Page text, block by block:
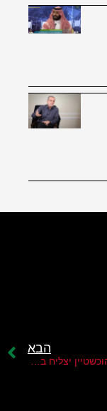
הבא
האם עמוס הוכשטיין יצליח במשימתו?